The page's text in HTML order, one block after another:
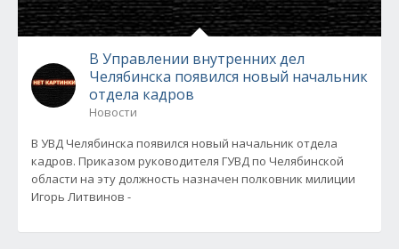
В Управлении внутренних дел
Челябинска появился новый начальник
отдела кадров
Новости
В УВД Челябинска появился новый начальник отдела
кадров. Приказом руководителя ГУВД по Челябинской
области на эту должность назначен полковник милиции
Игорь Литвинов -